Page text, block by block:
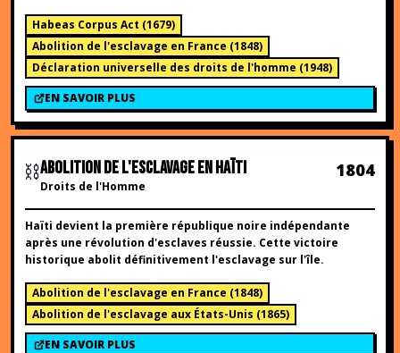
Habeas Corpus Act (1679)
Abolition de l'esclavage en France (1848)
Déclaration universelle des droits de l'homme (1948)
EN SAVOIR PLUS
⛓️ABOLITION DE L'ESCLAVAGE EN HAÏTI
Droits de l'Homme
1804
Haïti devient la première république noire indépendante
après une révolution d'esclaves réussie. Cette victoire
historique abolit définitivement l'esclavage sur l'île.
Abolition de l'esclavage en France (1848)
Abolition de l'esclavage aux États-Unis (1865)
EN SAVOIR PLUS